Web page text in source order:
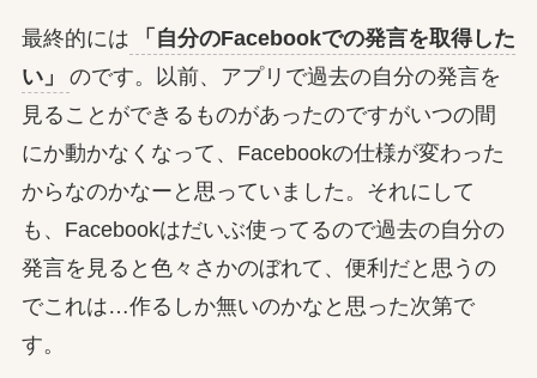
最終的には
「自分のFacebookでの発言を取得した
い」
のです。以前、アプリで過去の自分の発言を
見ることができるものがあったのですがいつの間
にか動かなくなって、Facebookの仕様が変わった
からなのかなーと思っていました。それにして
も、Facebookはだいぶ使ってるので過去の自分の
発言を見ると色々さかのぼれて、便利だと思うの
でこれは…作るしか無いのかなと思った次第で
す。